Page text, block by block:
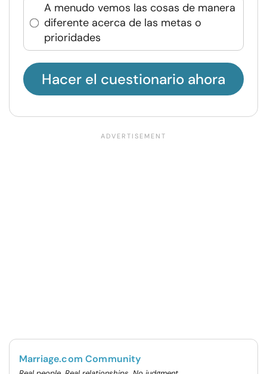
A menudo vemos las cosas de manera
diferente acerca de las metas o
prioridades
Hacer el cuestionario ahora
Marriage.com Community